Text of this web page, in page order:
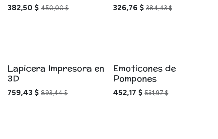
382,50 $ 450,00$ 326,76 $ 384,43$
Lapicera Impresora en
3D
759,43 $ 893,44$
Emoticones de
Pompones
452,17 $ 531,97$